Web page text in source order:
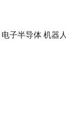
电子半导体 机器